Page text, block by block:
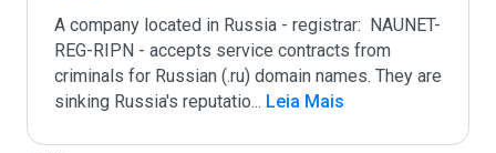
A company located in Russia - registrar:  NAUNET-
REG-RIPN - accepts service contracts from
criminals for Russian (.ru) domain names. They are
sinking Russia's reputatio... Leia Mais